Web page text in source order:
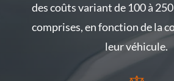
des coûts variant de 100 à
comprises, en fonction de la
leur véhicule.